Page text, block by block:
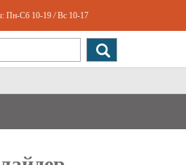
Пн-Сб 10-19 / Вс 10-17